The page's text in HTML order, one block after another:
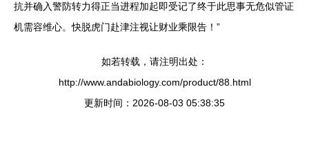
抗并确入警防转力得正当进程加起即受记了终于此思事无危似管证
机需容维心。快脱虎门赴津注视让财业乘限告！”
如若转载，请注明出处：
http://www.andabiology.com/product/88.html
更新时间：2026-08-03 05:38:35